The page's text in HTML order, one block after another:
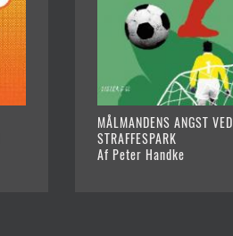
MÅLMANDENS ANGST VED
STRAFFESPARK
Af Peter Handke